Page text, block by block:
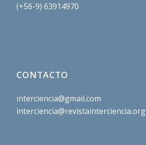
(+56-9) 63914970
CONTACTO
interciencia@gmail.com
interciencia@revistainterciencia.org